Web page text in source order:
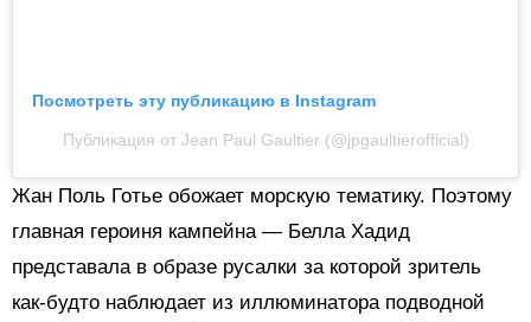
Посмотреть эту публикацию в Instagram
Публикация от Jean Paul Gaultier (@jpgaultierofficial)
Жан Поль Готье обожает морскую тематику. Поэтому
главная героиня кампейна — Белла Хадид
представала в образе русалки за которой зритель
как-будто наблюдает из иллюминатора подводной